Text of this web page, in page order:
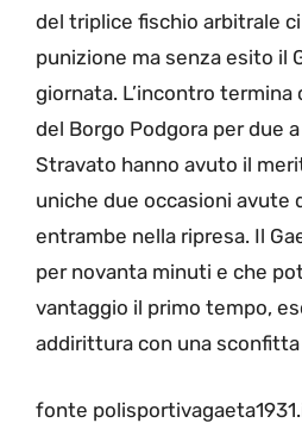
del triplice fischio arbitrale
punizione ma senza esito il
giornata. L’incontro
del Borgo Podgora per due
Stravato hanno avuto il
uniche due occasioni avute
entrambe nella ripresa. Il
per novanta minuti e che
vantaggio il primo tempo,
addirittura con una sconfitta
fonte